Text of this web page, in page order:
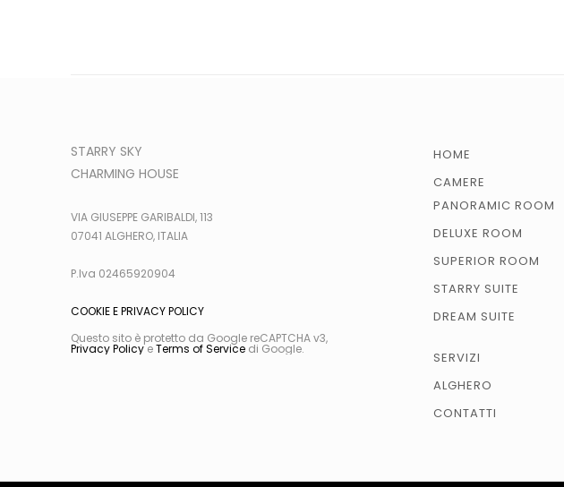
STARRY SKY
CHARMING HOUSE
VIA GIUSEPPE GARIBALDI, 113
07041 ALGHERO, ITALIA
P.Iva 02465920904
COOKIE E PRIVACY POLICY
Questo sito è protetto da Google reCAPTCHA v3,
Privacy PolicyeTerms of Service di Google.
HOME
CAMERE
PANORAMIC ROOM
DELUXE ROOM
SUPERIOR ROOM
STARRY SUITE
DREAM SUITE
SERVIZI
ALGHERO
CONTATTI